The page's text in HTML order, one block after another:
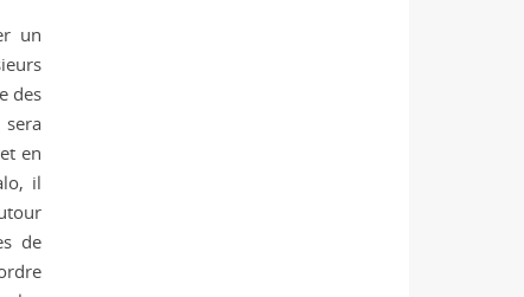
un
des
en
il
de